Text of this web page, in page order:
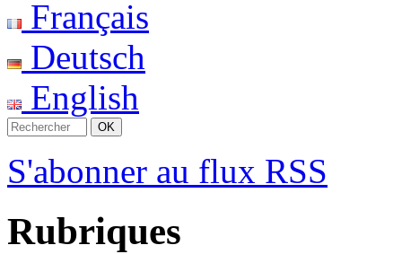
Français
Deutsch
English
S'abonner au flux RSS
Rubriques